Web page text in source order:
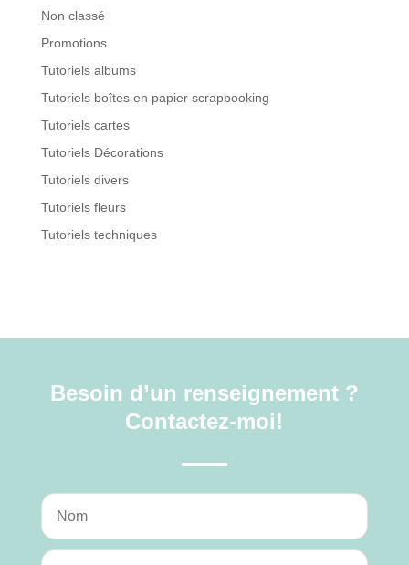
Non classé
Promotions
Tutoriels albums
Tutoriels boîtes en papier scrapbooking
Tutoriels cartes
Tutoriels Décorations
Tutoriels divers
Tutoriels fleurs
Tutoriels techniques
Besoin d’un renseignement ?
Contactez-moi!